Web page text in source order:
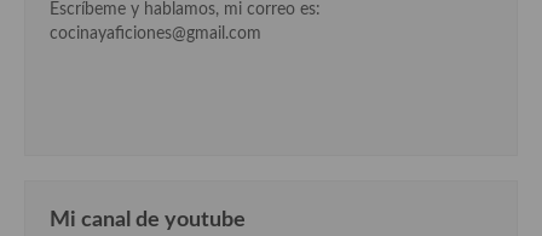
Escríbeme y hablamos, mi correo es:
cocinayaficiones@gmail.com
Mi canal de youtube